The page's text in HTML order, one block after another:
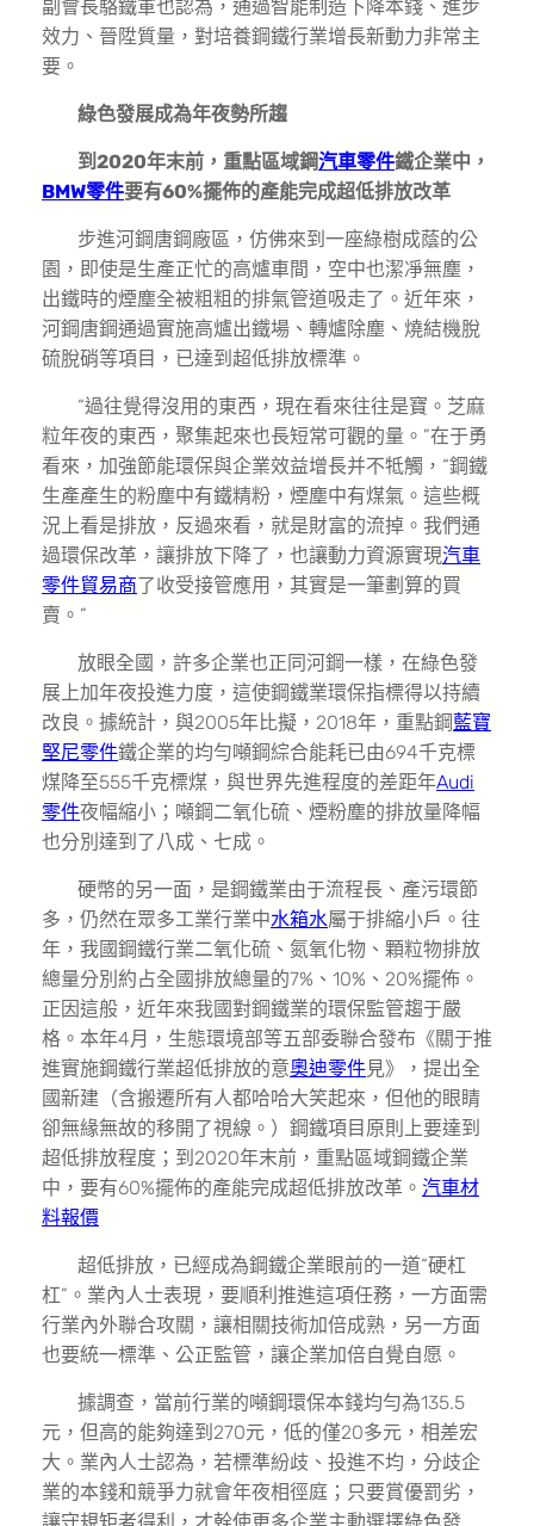
副會長駱鐵軍也認為，通過智能制造下降本錢、進步
效力、晉陞質量，對培養鋼鐵行業增長新動力非常主
要。
綠色發展成為年夜勢所趨
到2020年末前，重點區域鋼汽車零件鐵企業中，
BMW零件要有60%擺佈的產能完成超低排放改革
步進河鋼唐鋼廠區，仿佛來到一座綠樹成蔭的公
園，即使是生產正忙的高爐車間，空中也潔凈無塵，
出鐵時的煙塵全被粗粗的排氣管道吸走了。近年來，
河鋼唐鋼通過實施高爐出鐵場、轉爐除塵、燒結機脫
硫脫硝等項目，已達到超低排放標準。
“過往覺得沒用的東西，現在看來往往是寶。芝麻
粒年夜的東西，聚集起來也長短常可觀的量。”在于勇
看來，加強節能環保與企業效益增長并不牴觸，“鋼鐵
生產產生的粉塵中有鐵精粉，煙塵中有煤氣。這些概
況上看是排放，反過來看，就是財富的流掉。我們通
過環保改革，讓排放下降了，也讓動力資源實現汽車
零件貿易商了收受接管應用，其實是一筆劃算的買
賣。”
放眼全國，許多企業也正同河鋼一樣，在綠色發
展上加年夜投進力度，這使鋼鐵業環保指標得以持續
改良。據統計，與2005年比擬，2018年，重點鋼藍寶
堅尼零件鐵企業的均勻噸鋼綜合能耗已由694千克標
煤降至555千克標煤，與世界先進程度的差距年Audi
零件夜幅縮小；噸鋼二氧化硫、煙粉塵的排放量降幅
也分別達到了八成、七成。
硬幣的另一面，是鋼鐵業由于流程長、產污環節
多，仍然在眾多工業行業中水箱水屬于排縮小戶。往
年，我國鋼鐵行業二氧化硫、氮氧化物、顆粒物排放
總量分別約占全國排放總量的7%、10%、20%擺佈。
正因這般，近年來我國對鋼鐵業的環保監管趨于嚴
格。本年4月，生態環境部等五部委聯合發布《關于推
進實施鋼鐵行業超低排放的意奧迪零件見》，提出全
國新建（含搬遷所有人都哈哈大笑起來，但他的眼睛
卻無緣無故的移開了視線。）鋼鐵項目原則上要達到
超低排放程度；到2020年末前，重點區域鋼鐵企業
中，要有60%擺佈的產能完成超低排放改革。 汽車材
料報價
超低排放，已經成為鋼鐵企業眼前的一道“硬杠
杠”。業內人士表現，要順利推進這項任務，一方面需
行業內外聯合攻關，讓相關技術加倍成熟，另一方面
也要統一標準、公正監管，讓企業加倍自覺自愿。
據調查，當前行業的噸鋼環保本錢均勻為135.5
元，但高的能夠達到270元，低的僅20多元，相差宏
大。業內人士認為，若標準紛歧、投進不均，分歧企
業的本錢和競爭力就會年夜相徑庭；只要賞優罰劣，